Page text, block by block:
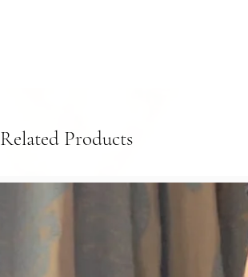
Related Products